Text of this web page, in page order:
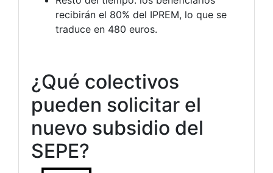
recibirán el 80% del IPREM, lo que se
traduce en 480 euros.
¿Qué colectivos
pueden solicitar el
nuevo subsidio del
SEPE?